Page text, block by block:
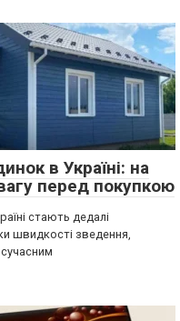
в Україні: на
перед покупкою
стають дедалі
швидкості зведення,